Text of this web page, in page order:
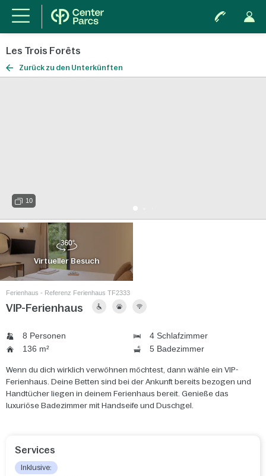
Les Trois Forêts
Zurück zu den Unterkünften
10
Virtueller Besuch
Ferienhaus - Referenz Ferienhaus TF2333
VIP-Ferienhaus
8 Personen
4 Schlafzimmer
136 m²
5 Badezimmer
Wenn du dich wirklich verwöhnen möchtest, dann wähle ein VIP-
Ferienhaus. Deine Betten sind bei der Ankunft bereits bezogen und
Handtücher liegen in deinem Ferienhaus bereit. Genieße das
luxuriöse Badezimmer mit Handseife und Duschgel.
Services
Inklusive: